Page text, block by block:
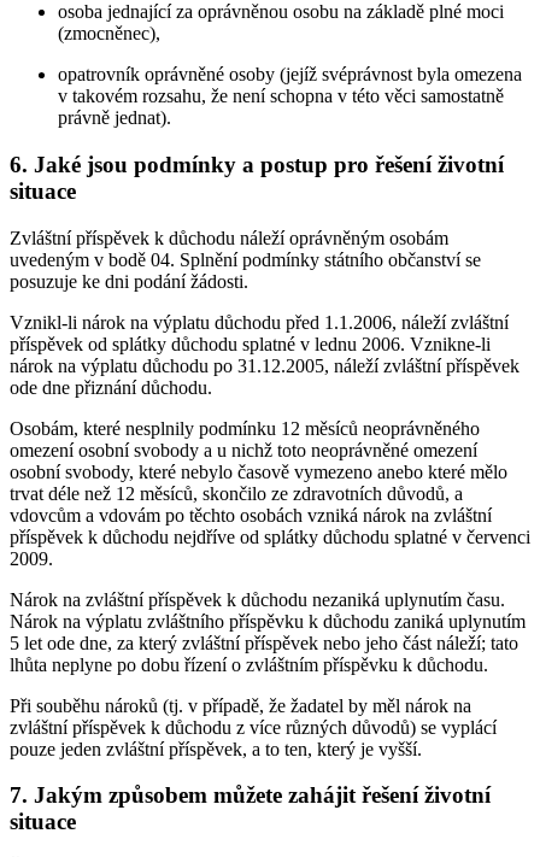
osoba jednající za oprávněnou osobu na základě plné moci
(zmocněnec),
opatrovník oprávněné osoby (jejíž svéprávnost byla omezena
v takovém rozsahu, že není schopna v této věci samostatně
právně jednat).
6. Jaké jsou podmínky a postup pro řešení životní
situace
Zvláštní příspěvek k důchodu náleží oprávněným osobám
uvedeným v bodě 04. Splnění podmínky státního občanství se
posuzuje ke dni podání žádosti.
Vznikl-li nárok na výplatu důchodu před 1.1.2006, náleží zvláštní
příspěvek od splátky důchodu splatné v lednu 2006. Vznikne-li
nárok na výplatu důchodu po 31.12.2005, náleží zvláštní příspěvek
ode dne přiznání důchodu.
Osobám, které nesplnily podmínku 12 měsíců neoprávněného
omezení osobní svobody a u nichž toto neoprávněné omezení
osobní svobody, které nebylo časově vymezeno anebo které mělo
trvat déle než 12 měsíců, skončilo ze zdravotních důvodů, a
vdovcům a vdovám po těchto osobách vzniká nárok na zvláštní
příspěvek k důchodu nejdříve od splátky důchodu splatné v červenci
2009.
Nárok na zvláštní příspěvek k důchodu nezaniká uplynutím času.
Nárok na výplatu zvláštního příspěvku k důchodu zaniká uplynutím
5 let ode dne, za který zvláštní příspěvek nebo jeho část náleží; tato
lhůta neplyne po dobu řízení o zvláštním příspěvku k důchodu.
Při souběhu nároků (tj. v případě, že žadatel by měl nárok na
zvláštní příspěvek k důchodu z více různých důvodů) se vyplácí
pouze jeden zvláštní příspěvek, a to ten, který je vyšší.
7. Jakým způsobem můžete zahájit řešení životní
situace